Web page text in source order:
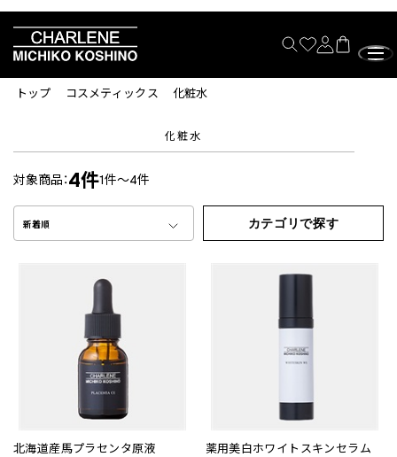
トップ コスメティックス 化粧水
化粧水
対象商品：4件1件～4件
新着順 カテゴリで探す
北海道産馬プラセンタ原液
薬用美白ホワイトスキンセラム